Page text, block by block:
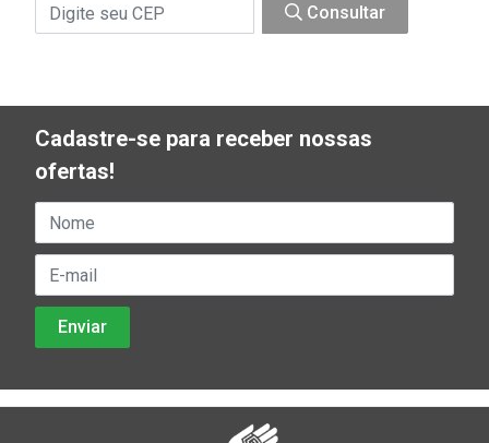
Consultar
Cadastre-se para receber nossas
ofertas!